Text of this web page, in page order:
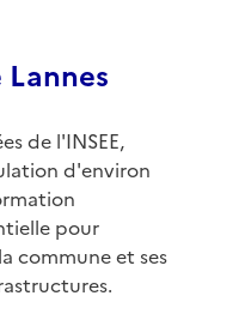
de l'INSEE,
d'environ
pour
commune et ses